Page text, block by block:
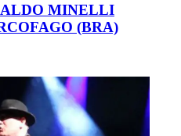
MINELLI
(BRA)